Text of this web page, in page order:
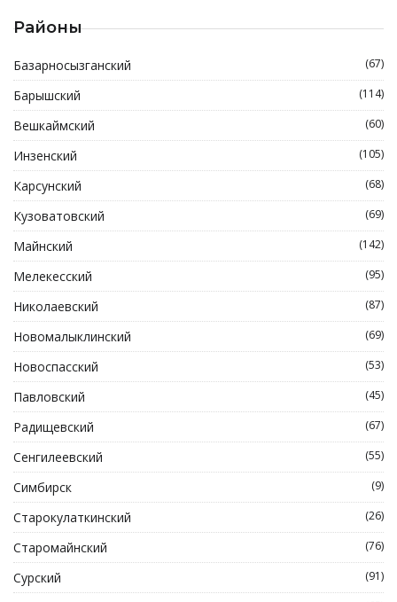
Районы
Базарносызганский (67)
Барышский (114)
Вешкаймский (60)
Инзенский (105)
Карсунский (68)
Кузоватовский (69)
Майнский (142)
Мелекесский (95)
Николаевский (87)
Новомалыклинский (69)
Новоспасский (53)
Павловский (45)
Радищевский (67)
Сенгилеевский (55)
Симбирск (9)
Старокулаткинский (26)
Старомайнский (76)
Сурский (91)